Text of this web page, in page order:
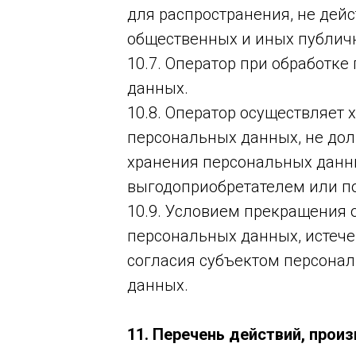
для распространения, не
общественных и иных
10.7. Оператор при
данных.
10.8. Оператор
персональных данных, не
хранения персональных
выгодоприобретателем или
10.9. Условием прекращения
персональных данных,
согласия субъектом
данных.
11. Перечень действий,